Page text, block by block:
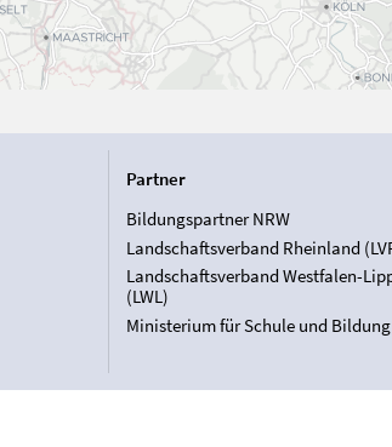
Partner
Bildungspartner NRW
Landschaftsverband Rheinland
Landschaftsverband Westfalen-
(LWL)
Ministerium für Schule und Bildung